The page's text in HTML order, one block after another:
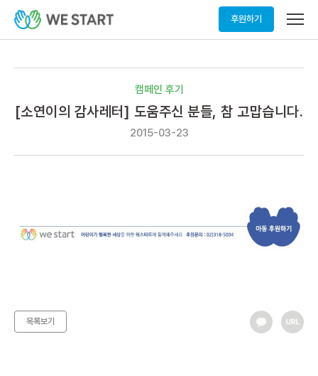
후원하기
메
열
캠페인 후기
[소연이의 감사레터] 도움주신 분들, 참 고맙습니다.
2015-03-23
목록보기